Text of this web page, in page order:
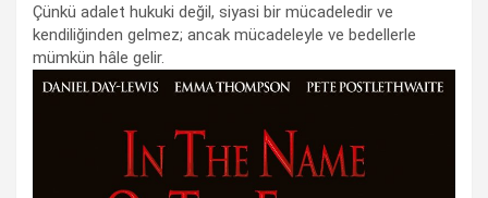
Çünkü adalet hukuki değil, siyasi bir mücadeledir ve
kendiliğinden gelmez; ancak mücadeleyle ve bedellerle
mümkün hâle gelir.